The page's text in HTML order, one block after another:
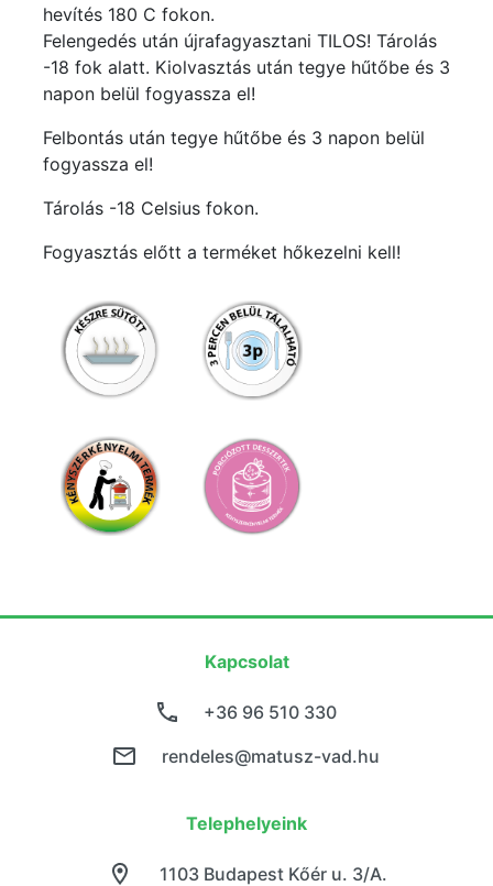
hevítés 180 C fokon.
Felengedés után újrafagyasztani TILOS! Tárolás
-18 fok alatt. Kiolvasztás után tegye hűtőbe és 3
napon belül fogyassza el!
Felbontás után tegye hűtőbe és 3 napon belül
fogyassza el!
Tárolás -18 Celsius fokon.
Fogyasztás előtt a terméket hőkezelni kell!
Kapcsolat
+36 96 510 330
rendeles@matusz-vad.hu
Telephelyeink
1103 Budapest Kőér u. 3/A.